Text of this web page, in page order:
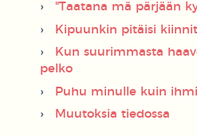
"Taatana mä pärjään
Kipuunkin pitäisi
Kun suurimmasta
pelko
Puhu minulle kuin
Muutoksia tiedossa